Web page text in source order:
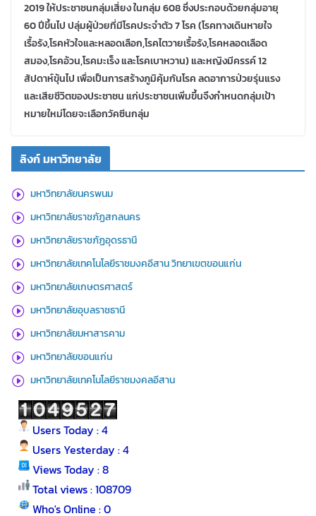
2019 ให้ประชาชนกลุ่มเสี่ยง ในกลุ่ม 608 ซึ่งประกอบด้วยกลุ่มอายุ
60 ปีขึ้นไป ปลุ่มผู้ป่วยที่มีโรคประจำตัว 7 โรค (โรคทางเดินหายใจ
เรื้อรัง,โรคหัวใจและหลอดเลือก,โรคไตวายเรื้อรัง,โรคหลอดเลือด
สมอง,โรคอ้วน,โรคมะเร็ง และโรคเบาหวาน) และหญิงมีครรค์ 12
สัปดาห์ขุ้นไป เพื่อเป็นการสร้างภูมิคุ้มกันโรค ลดอาการป่วยรุ่นแรง
และเสียชีวิตของประชาชน แก่ประชาชนเพิ่มขึ้นจึงกำหนดกลุ่มเป้า
หมายใหม่โดยจะเลือกวัคซีนกลุ่ม
ลิงก์ มหาวิทยาลัย
มหาวิทยาลัยนครพนม
มหาวิทยาลัยราชภัฏสกลนคร
มหาวิทยาลัยราชภัฏอุดรธานี
มหาวิทยาลัยเทคโนโลยีราชมงคอีสาน วิทยาเขตขอนแก่น
มหาวิทยาลัยเกษตรศาสตร์
มหาวิทยาลัยอุบลราชธานี
มหาวิทยาลัยมหาสารคาม
มหาวิทยาลัยขอนแก่น
มหาวิทยาลัยเทคโนโลยีราชมงคลอีสาน
Users Today : 4
Users Yesterday : 4
Views Today : 8
Total views : 108709
Who's Online : 0